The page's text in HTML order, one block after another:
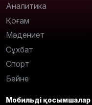
Аналитика
Қоғам
Мәдениет
Сұхбат
Спорт
Бейне
Мобильді қосымшалар